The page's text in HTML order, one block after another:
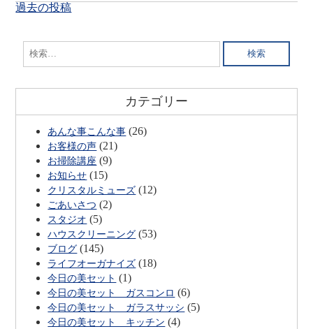
投
ナ
ビ
ー
シ
過去の投稿
検
索:
カテゴリー
あんな事こんな事 (26)
お客様の声 (21)
お掃除講座 (9)
お知らせ (15)
クリスタルミューズ (12)
ごあいさつ (2)
スタジオ (5)
ハウスクリーニング (53)
ブログ (145)
ライフオーガナイズ (18)
今日の美セット (1)
今日の美セット ガスコンロ (6)
今日の美セット ガラスサッシ (5)
今日の美セット キッチン (4)